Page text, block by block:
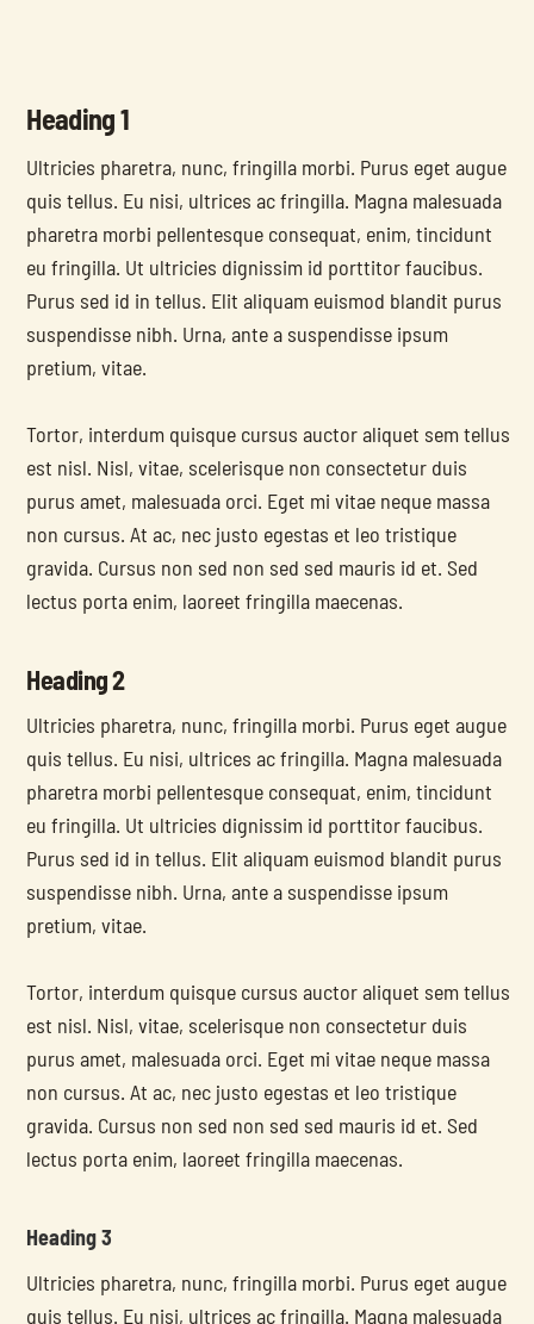
Heading 1
Ultricies pharetra, nunc, fringilla morbi. Purus eget augue
quis tellus. Eu nisi, ultrices ac fringilla. Magna malesuada
pharetra morbi pellentesque consequat, enim, tincidunt
eu fringilla. Ut ultricies dignissim id porttitor faucibus.
Purus sed id in tellus. Elit aliquam euismod blandit purus
suspendisse nibh. Urna, ante a suspendisse ipsum
pretium, vitae.
Tortor, interdum quisque cursus auctor aliquet sem tellus
est nisl. Nisl, vitae, scelerisque non consectetur duis
purus amet, malesuada orci. Eget mi vitae neque massa
non cursus. At ac, nec justo egestas et leo tristique
gravida. Cursus non sed non sed sed mauris id et. Sed
lectus porta enim, laoreet fringilla maecenas.
Heading 2
Ultricies pharetra, nunc, fringilla morbi. Purus eget augue
quis tellus. Eu nisi, ultrices ac fringilla. Magna malesuada
pharetra morbi pellentesque consequat, enim, tincidunt
eu fringilla. Ut ultricies dignissim id porttitor faucibus.
Purus sed id in tellus. Elit aliquam euismod blandit purus
suspendisse nibh. Urna, ante a suspendisse ipsum
pretium, vitae.
Tortor, interdum quisque cursus auctor aliquet sem tellus
est nisl. Nisl, vitae, scelerisque non consectetur duis
purus amet, malesuada orci. Eget mi vitae neque massa
non cursus. At ac, nec justo egestas et leo tristique
gravida. Cursus non sed non sed sed mauris id et. Sed
lectus porta enim, laoreet fringilla maecenas.
Heading 3
Ultricies pharetra, nunc, fringilla morbi. Purus eget augue
quis tellus. Eu nisi, ultrices ac fringilla. Magna malesuada